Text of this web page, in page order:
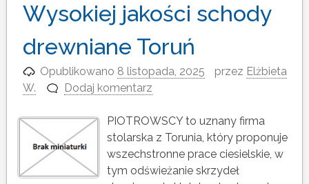
Wysokiej jakości schody
drewniane Toruń
Opublikowano 8 listopada, 2025 przez Elżbieta
W.
Dodaj komentarz
PIOTROWSCY to uznany firma
stolarska z Torunia, który proponuje
wszechstronne prace ciesielskie, w
tym odświeżanie skrzydeł